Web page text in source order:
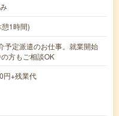
1時間)
定派遣のお仕事。就業開始
方もご相談OK
+残業代